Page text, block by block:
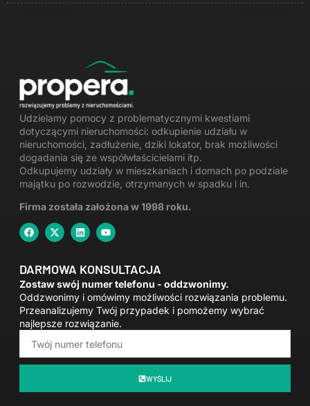
Udzielamy pomocy z problematycznymi kwestiami
dotyczącymi nieruchomości: odkupienie udziału w
nieruchomości , zadłużenie, dziki lokator, brak możliwości
dogadania się ze współwłaścicielami itp.
Odkupujemy udziały w mieszkaniach i domach po podziale
majątku po rozwodzie otrzymanych w spadku i in.
Firma została założona w 1998 roku.
DARMOWA KONSULTACJA
Zostaw swój numer telefonu - oddzwonimy.
Oddzwonimy i omówimy możliwości rozwiązania problemu.
Przeanalizujemy Twój przypadek i pomożemy wybrać
najlepsze rozwiązanie.
WYŚLIJ